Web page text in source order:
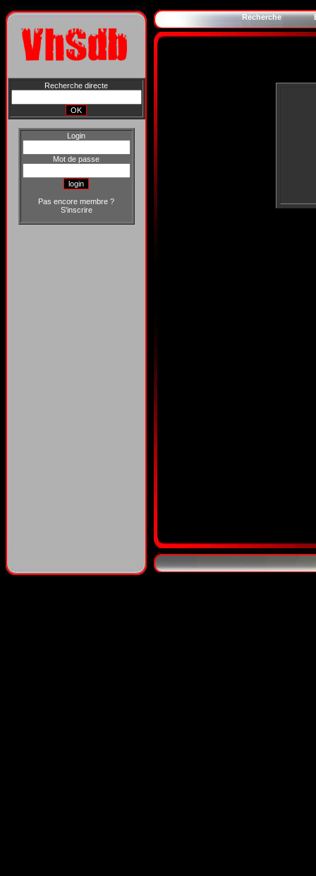
Recherche directe
Login
Mot de passe
Pas encore membre ?
S'inscrire
Recherche